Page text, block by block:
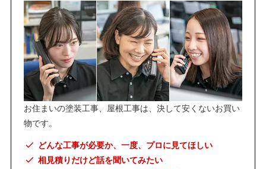
お住まいの塗装工事、屋根工事は、決して安くないお買い
物です。
どんな工事が必要か、一度、プロに見てほしい
相見積りだけど話を聞いてみたい